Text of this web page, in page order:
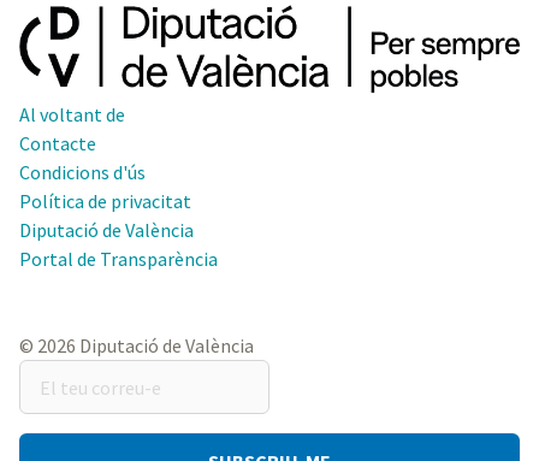
Al voltant de
Contacte
Condicions d'ús
Política de privacitat
Diputació de València
Portal de Transparència
© 2026 Diputació de València
teu
correu-